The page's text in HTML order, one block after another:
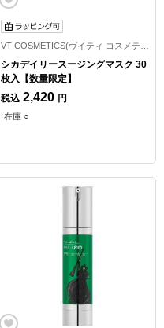
シカデイリースージングマスク 30
枚入【数量限定】
税込 2,420 円
在庫 ○